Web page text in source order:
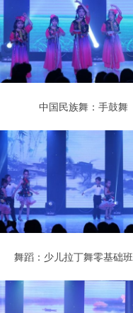
中国民族舞：手鼓舞
舞蹈：少儿拉丁舞零基础